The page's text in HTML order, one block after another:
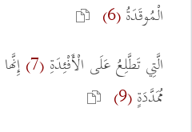
الْمُوقَدَةُ(6)
الَّتِي تَطَّلِعُ عَلَى الْأَفْئِدَةِ(7)
مُمَدَّدَةٍ(9)